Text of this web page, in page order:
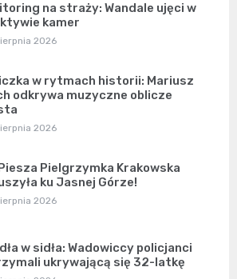
na straży: Wandale ujęci w
kamer
2026
w rytmach historii: Mariusz
odkrywa muzyczne oblicze
2026
Pielgrzymka Krakowska
ku Jasnej Górze!
2026
w sidła: Wadowiccy policjanci
ukrywającą się 32-latkę